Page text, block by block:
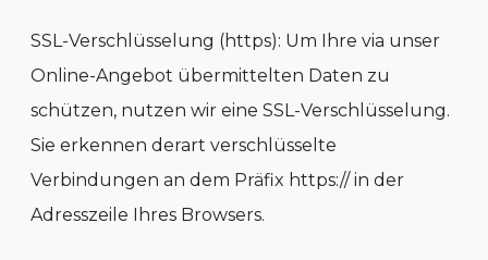
SSL-Verschlüsselung (https): Um Ihre via unser
Online-Angebot übermittelten Daten zu
schützen, nutzen wir eine SSL-Verschlüsselung.
Sie erkennen derart verschlüsselte
Verbindungen an dem Präfix https:// in der
Adresszeile Ihres Browsers.